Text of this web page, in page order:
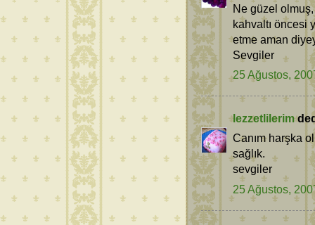
Ne güzel olmuş,
kahvaltı öncesi
etme aman
Sevgiler
25 Ağustos,
lezzetlilerim
Canım harşka
sağlık.
sevgiler
25 Ağustos,